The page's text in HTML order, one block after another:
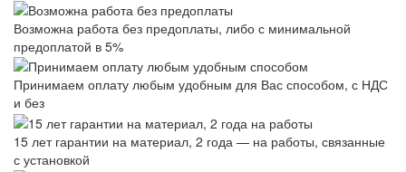
Возможна работа без предоплаты, либо с минимальной
предоплатой в 5%
Принимаем оплату любым удобным для Вас способом, с НДС
и без
15 лет гарантии на материал, 2 года — на работы, связанные
с установкой